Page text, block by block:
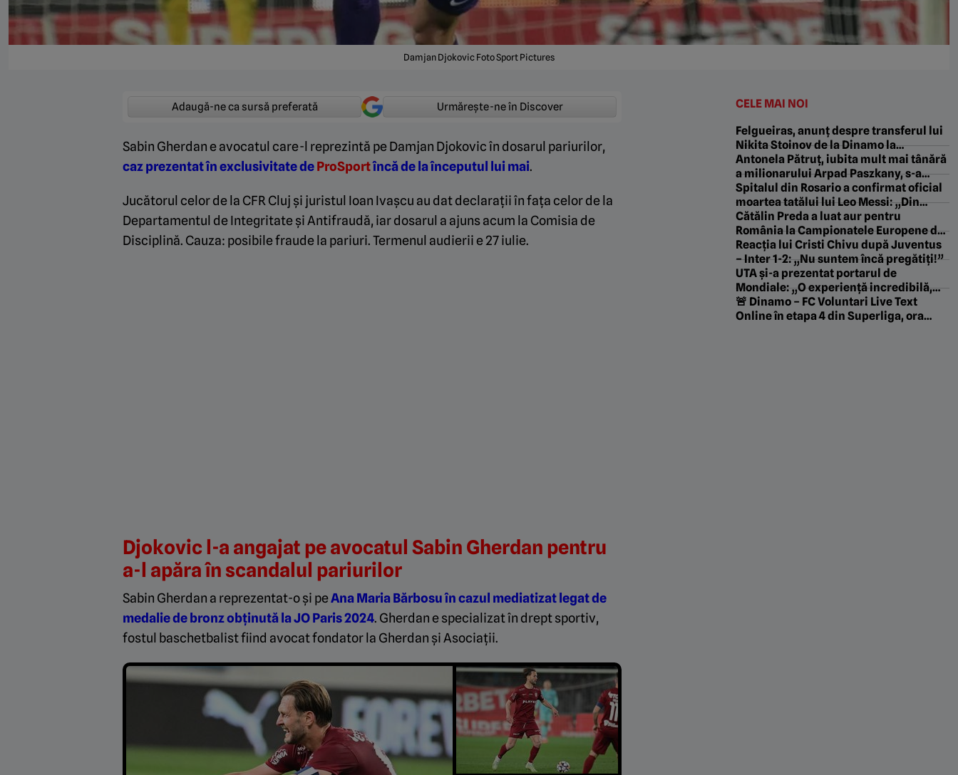
Damjan Djokovic Foto Sport Pictures
Adaugă-ne ca sursă preferată Urmărește-ne în Discover
Sabin Gherdan e avocatul care-l reprezintă pe Damjan Djokovic în dosarul pariurilor,
caz prezentat în exclusivitate deProSportîncă de la începutul lui mai.
Jucătorul celor de la CFR Cluj și juristul Ioan Ivașcu au dat declarații în fața celor de la
Departamentul de Integritate și Antifraudă, iar dosarul a ajuns acum la Comisia de
Disciplină. Cauza: posibile fraude la pariuri. Termenul audierii e 27 iulie.
Djokovic l-a angajat pe avocatul Sabin Gherdan pentru
a-l apăra în scandalul pariurilor
Sabin Gherdan a reprezentat-o și peAna Maria Bărbosu în cazul mediatizat legat de
medalie de bronz obținută la JO Paris 2024. Gherdan e specializat în drept sportiv,
fostul baschetbalist fiind avocat fondator la Gherdan şi Asociaţii.
CELE MAI NOI
Felgueiras, anunț despre transferul lui
Nikita Stoinov de la Dinamo la
Universitatea Craiova!
Antonela Pătruț, iubita mult mai tânără
a milionarului Arpad Paszkany, s-a
fotografiat în jacuzzi şi a postat poza pe
internet
Spitalul din Rosario a confirmat oficial
moartea tatălui lui Leo Messi: „Din
respect pentru familie, nu vor fi date
alte detalii”
Cătălin Preda a luat aur pentru
România la Campionatele Europene de
Natație
Reacția lui Cristi Chivu după Juventus
– Inter 1-2: „Nu suntem încă pregătiți!”
UTA și-a prezentat portarul de
Mondiale: „O experiență incredibilă,
sunt mai matur și mai puternic”
🚨 Dinamo – FC Voluntari Live Text
Online în etapa 4 din Superliga, ora